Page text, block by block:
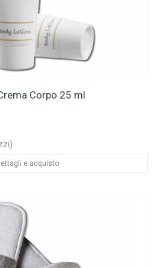
Corpo 25 ml
e acquisto